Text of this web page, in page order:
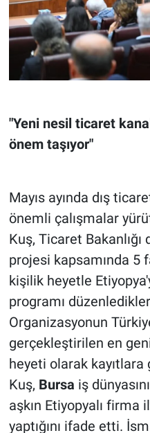
"Yeni nesil ticaret
önem taşıyor"
Mayıs ayında dış
önemli çalışmalar
Kuş, Ticaret
projesi kapsamında 5
kişilik heyetle
programı
Organizasyonun
gerçekleştirilen en
heyeti olarak
Kuş, Bursa iş
aşkın Etiyopyalı
yaptığını ifade etti.